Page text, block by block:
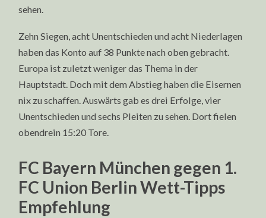
sehen.
Zehn Siegen, acht Unentschieden und acht Niederlagen
haben das Konto auf 38 Punkte nach oben gebracht.
Europa ist zuletzt weniger das Thema in der
Hauptstadt. Doch mit dem Abstieg haben die Eisernen
nix zu schaffen. Auswärts gab es drei Erfolge, vier
Unentschieden und sechs Pleiten zu sehen. Dort fielen
obendrein 15:20 Tore.
FC Bayern München gegen 1.
FC Union Berlin Wett-Tipps
Empfehlung